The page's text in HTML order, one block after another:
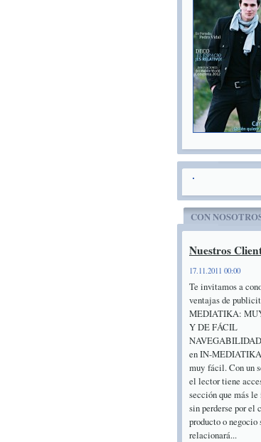
CON
Nuestros
17.11.2011 00:00
Te invitamos a
ventajas de
MEDIATIKA:
Y DE FÁCIL
en IN-
muy fácil. Con un
el lector tiene
sección que más
sin perderse por el
producto o negocio
relacionará...